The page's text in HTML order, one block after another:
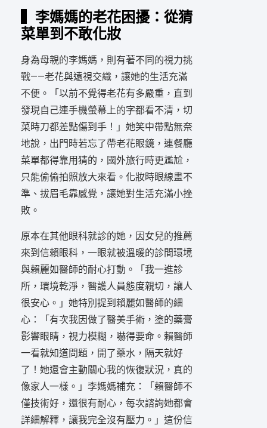
▍李媽媽的老花困擾：從猜
菜單到不敢化妝
身為母親的李媽媽，則有著不同的視力挑
戰——老花與遠視交織，讓她的生活充滿
不便。「以前不覺得老花有多嚴重，直到
發現自己連手機螢幕上的字都看不清，切
菜時刀都差點傷到手！」她笑中帶點無奈
地說，出門時若忘了帶老花眼鏡，連餐廳
菜單都得靠用猜的，國外旅行時更尷尬，
只能偷偷拍照放大來看。化妝時眼線畫不
準、拔眉毛靠感覺，讓她對生活充滿小挫
敗。
原本在其他眼科就診的她，因女兒的推薦
來到信賴眼科，一眼就被溫暖的診間環境
與賴麗如醫師的耐心打動。「我一進診
所，環境乾淨，醫護人員態度親切，讓人
很安心。」她特別提到賴麗如醫師的細
心：「有次我因做了醫美手術，塗的藥膏
影響眼睛，視力模糊，嚇得要命。賴醫師
一看就知道問題，開了藥水，隔天就好
了！她還會主動關心我的恢復狀況，真的
像家人一樣。」李媽媽補充：「賴醫師不
僅技術好，還很有耐心，每次諮詢她都會
詳細解釋，讓我完全沒有壓力。」這份信